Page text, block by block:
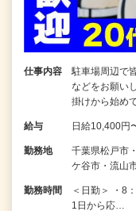
仕事内容
駐車場周辺で
などをお願い
掛けから始め
給与 日給10,400円
勤務地
千葉県松戸市
ケ谷市・流山
勤務時間
＜日勤＞ ・8
1日から応…